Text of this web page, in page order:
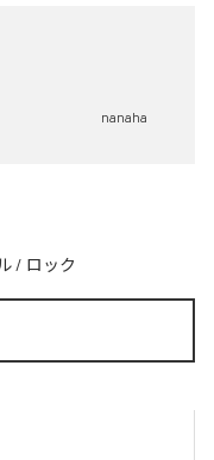
nanaha
/ ロック